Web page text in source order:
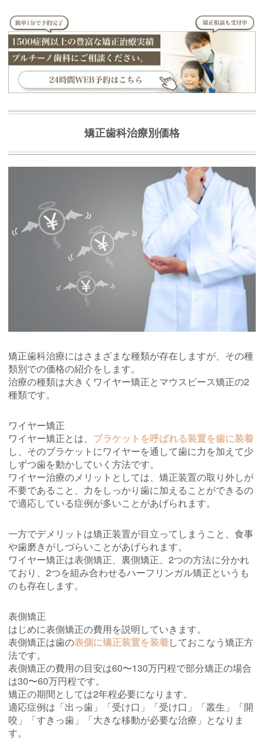
矯正歯科治療別価格
矯正歯科治療にはさまざまな種類が存在しますが、その種
類別での価格の紹介をします。
治療の種類は大きくワイヤー矯正とマウスピース矯正の2
種類です。
ワイヤー矯正
ワイヤー矯正とは、 ブラケットを呼ばれる装置を歯に装着
し、そのブラケットにワイヤーを通して歯に力を加えて少
しずつ歯を動かしていく方法です。
ワイヤー治療のメリットとしては、矯正装置の取り外しが
不要であること、力をしっかり歯に加えることができるの
で適応している症例が多いことがあげられます。
一方でデメリットは矯正装置が目立ってしまうこと、食事
や歯磨きがしづらいことがあげられます。
ワイヤー矯正は表側矯正、裏側矯正、2つの方法に分かれ
ており、2つを組み合わせるハーフリンガル矯正というも
のも存在します。
表側矯正
はじめに表側矯正の費用を説明していきます。
表側矯正は歯の表側に矯正装置を装着しておこなう矯正方
法です。
表側矯正の費用の目安は60〜130万円程で部分矯正の場合
は30〜60万円程です。
矯正の期間としては2年程必要になります。
適応症例は「出っ歯」「受け口」「受け口」「叢生」「開
咬」「すきっ歯」「大きな移動が必要な治療」となりま
す。